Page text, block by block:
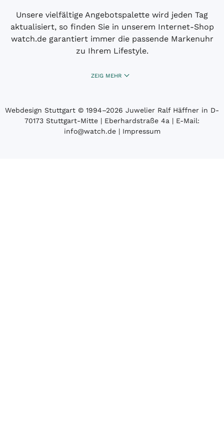
Unsere vielfältige Angebotspalette wird jeden Tag
aktualisiert, so finden Sie in unserem Internet-Shop
watch.de garantiert immer die passende Markenuhr
zu Ihrem Lifestyle.
ZEIG MEHR
Webdesign Stuttgart © 1994­–2026 Juwelier Ralf Häffner in D-
70173 Stuttgart-Mitte | Eberhardstraße 4a | E-Mail:
info@watch.de|Impressum